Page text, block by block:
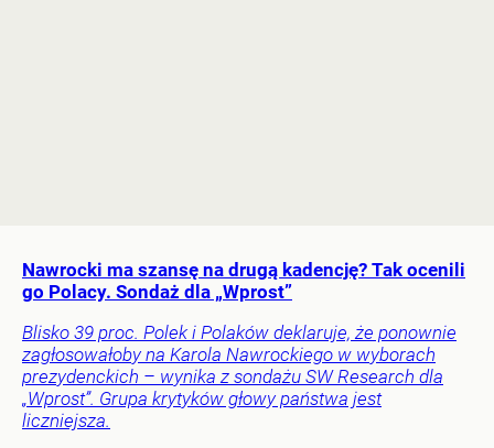
Nawrocki ma szansę na drugą kadencję? Tak ocenili
go Polacy. Sondaż dla „Wprost”
Blisko 39 proc. Polek i Polaków deklaruje, że ponownie
zagłosowałoby na Karola Nawrockiego w wyborach
prezydenckich – wynika z sondażu SW Research dla
„Wprost”. Grupa krytyków głowy państwa jest
liczniejsza.